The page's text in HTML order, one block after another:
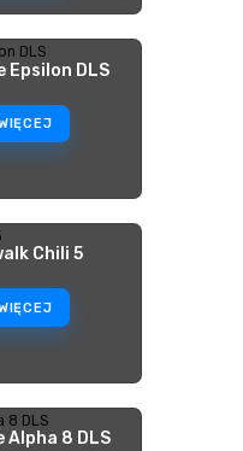
Epsilon DLS
Chili 5
Alpha 8 DLS